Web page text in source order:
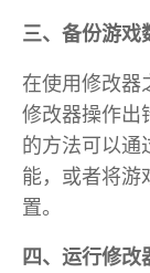
三、备份游戏
在使用修改器
修改器操作出
的方法可以通
能，或者将游
置。
四、运行修改